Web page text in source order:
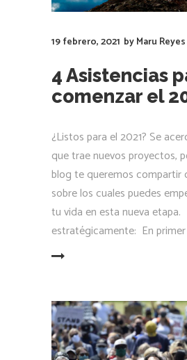
19 febrero, 2021 byMaru Reyes
4 Asistencias
comenzar el
¿Listos para el 2021? Se
que trae nuevos proyectos,
blog te queremos compartir
sobre los cuales puedes
tu vida en esta nueva
estratégicamente: En